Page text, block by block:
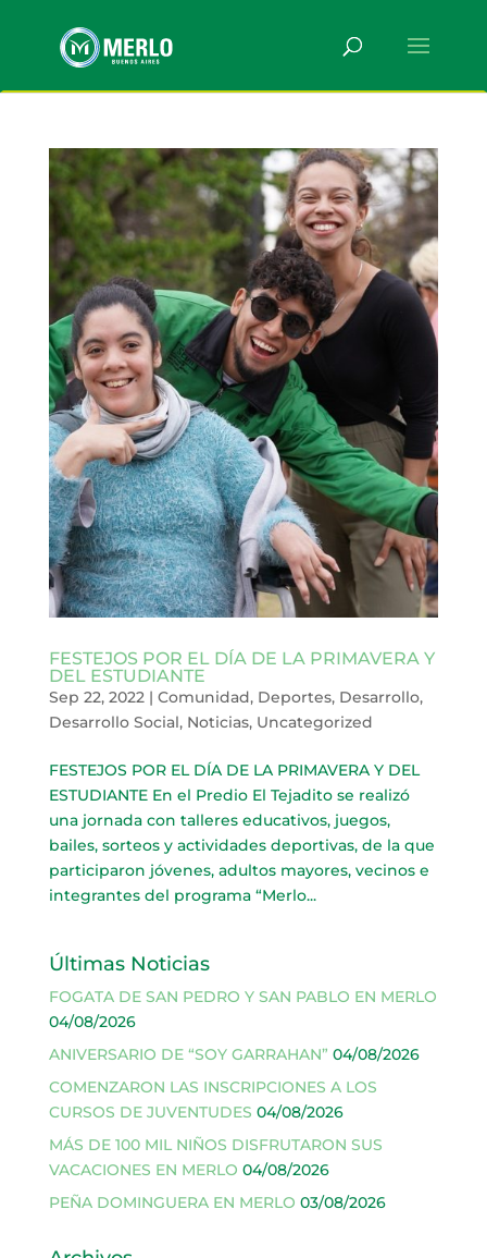
FESTEJOS POR EL DÍA DE LA PRIMAVERA Y
DEL ESTUDIANTE
Sep 22, 2022| Comunidad, Deportes, Desarrollo,
Desarrollo Social, Noticias, Uncategorized
FESTEJOS POR EL DÍA DE LA PRIMAVERA Y DEL
ESTUDIANTE En el Predio El Tejadito se realizó
una jornada con talleres educativos, juegos,
bailes, sorteos y actividades deportivas, de la que
participaron jóvenes, adultos mayores, vecinos e
integrantes del programa “Merlo...
Últimas Noticias
FOGATA DE SAN PEDRO Y SAN PABLO EN MERLO
04/08/2026
ANIVERSARIO DE “SOY GARRAHAN” 04/08/2026
COMENZARON LAS INSCRIPCIONES A LOS
CURSOS DE JUVENTUDES 04/08/2026
MÁS DE 100 MIL NIÑOS DISFRUTARON SUS
VACACIONES EN MERLO 04/08/2026
PEÑA DOMINGUERA EN MERLO 03/08/2026